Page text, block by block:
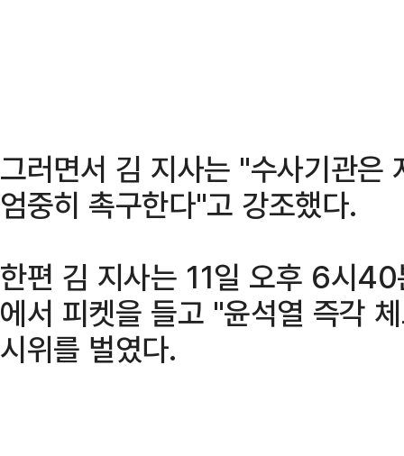
그러면서 김 지사는 "수사기관은
엄중히 촉구한다"고 강조했다.
한편 김 지사는 11일 오후 6시
에서 피켓을 들고 "윤석열 즉각
시위를 벌였다.